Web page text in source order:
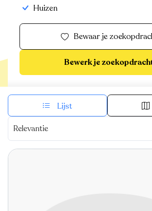
Huizen
Bewaar je
Bewerk je
Lijst
Relevantie